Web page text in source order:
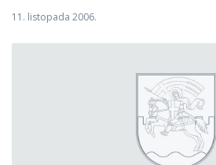
11. listopada 2006.